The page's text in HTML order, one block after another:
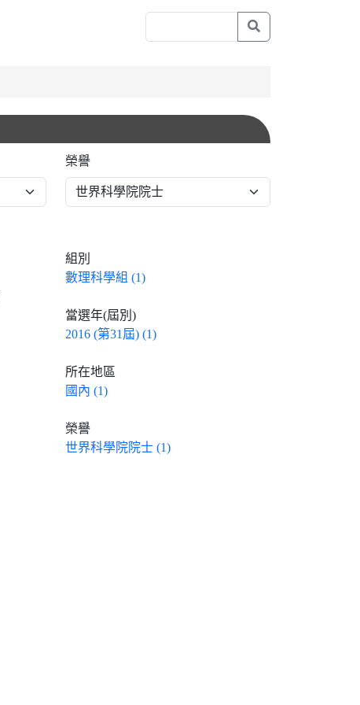
榮譽
組別
數理科學組 (1)
當選年(屆別)
2016 (第31屆) (1)
所在地區
國內 (1)
榮譽
世界科學院院士 (1)